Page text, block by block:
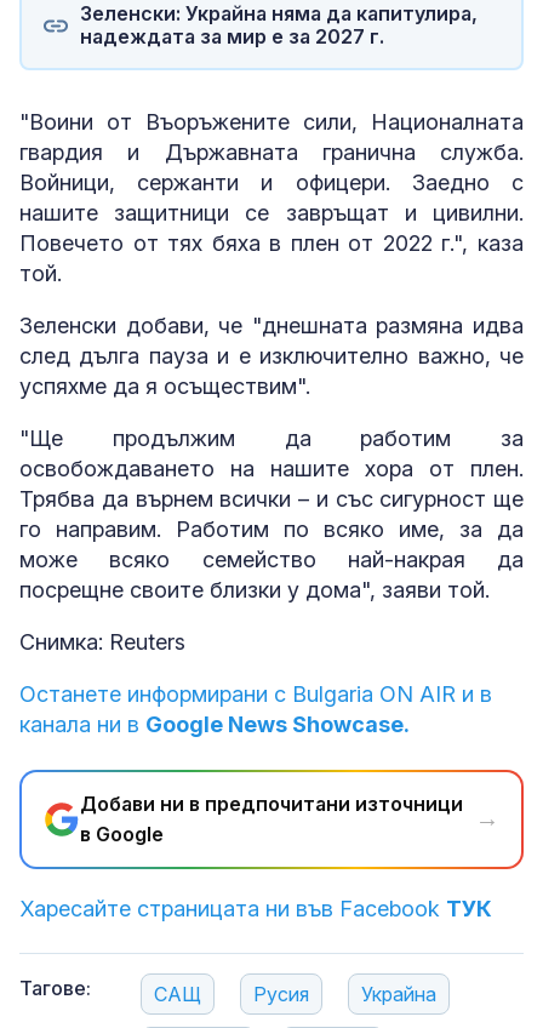
Зеленски: Украйна няма да капитулира,
надеждата за мир е за 2027 г.
"Воини от Въоръжените сили, Националната
гвардия и Държавната гранична служба.
Войници, сержанти и офицери. Заедно с
нашите защитници се завръщат и цивилни.
Повечето от тях бяха в плен от 2022 г.", каза
той.
Зеленски добави, че "днешната размяна идва
след дълга пауза и е изключително важно, че
успяхме да я осъществим".
"Ще продължим да работим за
освобождаването на нашите хора от плен.
Трябва да върнем всички – и със сигурност ще
го направим. Работим по всяко име, за да
може всяко семейство най-накрая да
посрещне своите близки у дома", заяви той.
Снимка: Reuters
Останете информирани с Bulgaria ON AIR и в
канала ни в Google News Showcase.
Добави ни в предпочитани източници
в Google
→
Харесайте страницата ни във Facebook ТУК
Тагове: САЩ Русия Украйна